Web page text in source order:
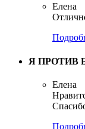
Елена
Я ПРОТИВ
Елена